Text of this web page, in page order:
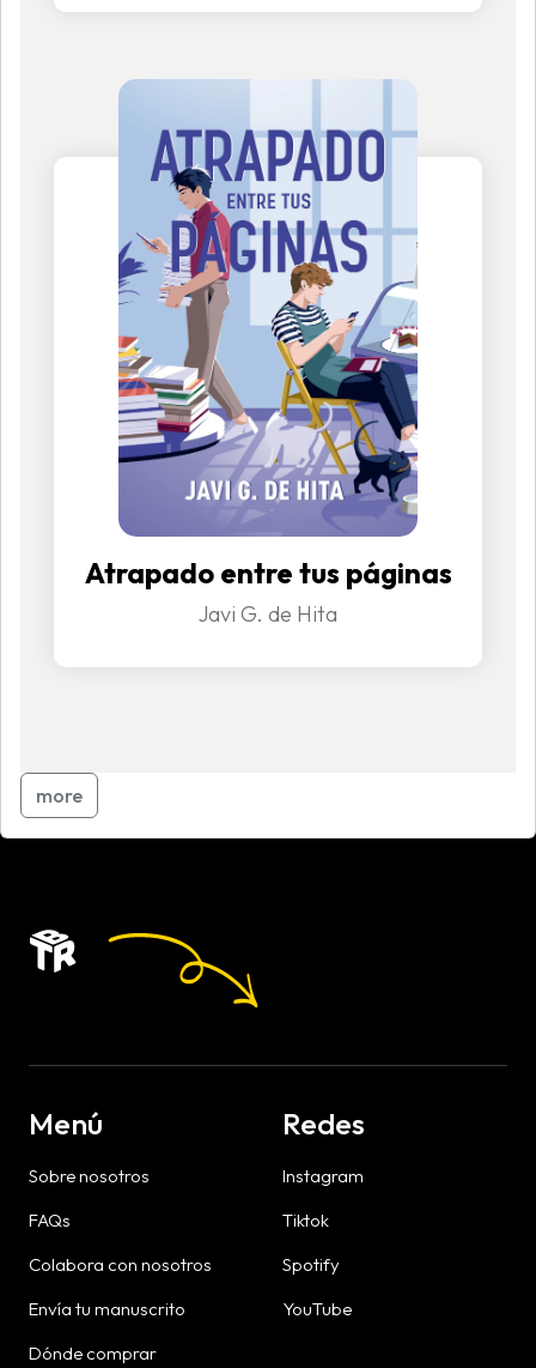
Atrapado entre tus páginas
Javi G. de Hita
more
Menú
Sobre nosotros
FAQs
Colabora con nosotros
Envía tu manuscrito
Dónde comprar
Redes
Instagram
Tiktok
Spotify
YouTube